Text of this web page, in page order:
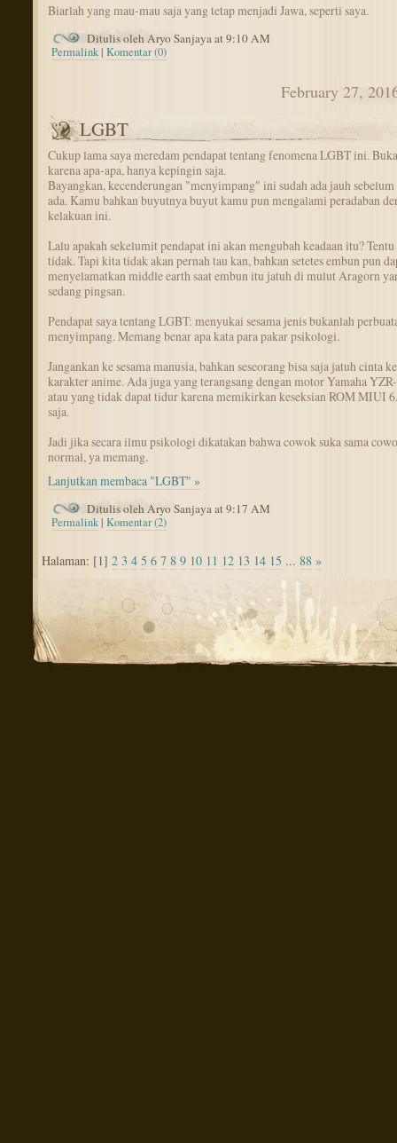
Biarlah yang mau-mau saja yang tetap menjadi Jawa, seperti saya.
Ditulis oleh Aryo Sanjaya at 9:10 AM
Permalink |Komentar (0)
February 27,
LGBT
Cukup lama saya meredam pendapat tentang fenomena LGBT ini.
karena apa-apa, hanya kepingin saja.
Bayangkan, kecenderungan "menyimpang" ini sudah ada jauh
ada. Kamu bahkan buyutnya buyut kamu pun mengalami peradaban
kelakuan ini.
Lalu apakah sekelumit pendapat ini akan mengubah keadaan itu? Tentu
tidak. Tapi kita tidak akan pernah tau kan, bahkan setetes embun pun
menyelamatkan middle earth saat embun itu jatuh di mulut Aragorn
sedang pingsan.
Pendapat saya tentang LGBT: menyukai sesama jenis bukanlah
menyimpang. Memang benar apa kata para pakar psikologi.
Jangankan ke sesama manusia, bahkan seseorang bisa saja jatuh cinta ke
karakter anime. Ada juga yang terangsang dengan motor Yamaha
atau yang tidak dapat tidur karena memikirkan keseksian ROM MIUI
saja.
Jadi jika secara ilmu psikologi dikatakan bahwa cowok suka sama
normal, ya memang.
Lanjutkan membaca "LGBT" »
Ditulis oleh Aryo Sanjaya at 9:17 AM
Permalink |Komentar (2)
Halaman: [1] 2 3 4 5 6 7 8 9 10 11 12 13 14 15 ... 88 »